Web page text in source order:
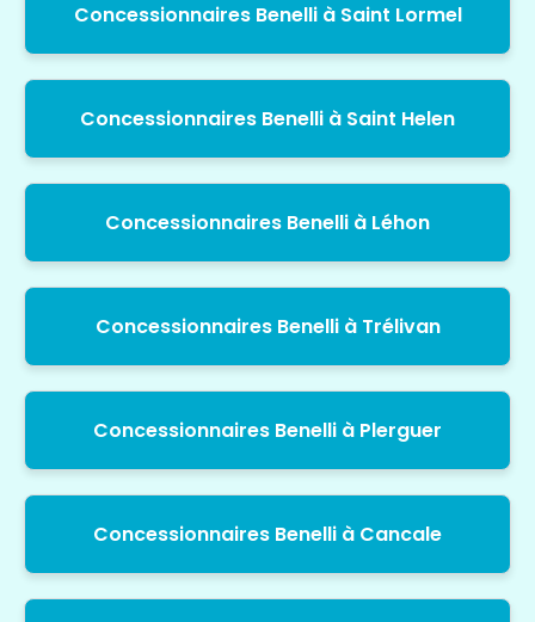
Concessionnaires Benelli à Saint Lormel
Concessionnaires Benelli à Saint Helen
Concessionnaires Benelli à Léhon
Concessionnaires Benelli à Trélivan
Concessionnaires Benelli à Plerguer
Concessionnaires Benelli à Cancale